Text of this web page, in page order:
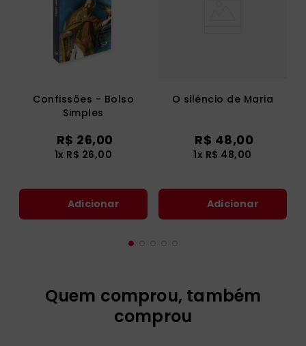
Confissões - Bolso
Simples
R$ 26,00
1x R$ 26,00
Adicionar
O silêncio de Maria
R$ 48,00
1x R$ 48,00
Adicionar
Quem comprou, também
comprou